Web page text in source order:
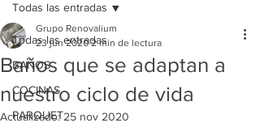
Todas las entradas
BAÑOS
COCINAS
PARQUET
Todas las entradas
Baños que se adaptan a
nuestro ciclo de vida
Grupo Renovalium
23 jun 2020 2 min de lectura
Actualizado:25 nov 2020